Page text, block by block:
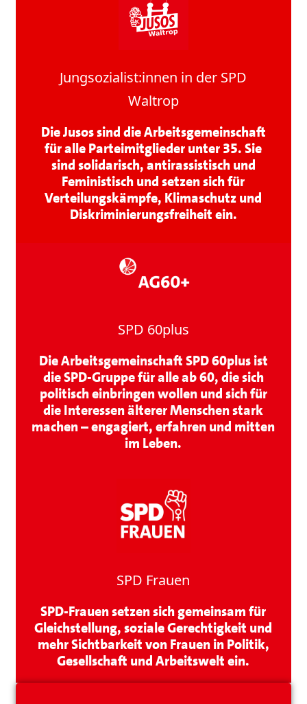
Jungsozialist:innen in der SPD
Waltrop
Die Jusos sind die Arbeitsgemeinschaft
für alle Parteimitglieder unter 35. Sie
sind solidarisch, antirassistisch und
Feministisch und setzen sich für
Verteilungskämpfe, Klimaschutz und
Diskriminierungsfreiheit ein.
SPD 60plus
Die Arbeitsgemeinschaft SPD 60plus ist
die SPD-Gruppe für alle ab 60, die sich
politisch einbringen wollen und sich für
die Interessen älterer Menschen stark
machen – engagiert, erfahren und mitten
im Leben.
SPD Frauen
SPD-Frauen setzen sich gemeinsam für
Gleichstellung, soziale Gerechtigkeit und
mehr Sichtbarkeit von Frauen in Politik,
Gesellschaft und Arbeitswelt ein.